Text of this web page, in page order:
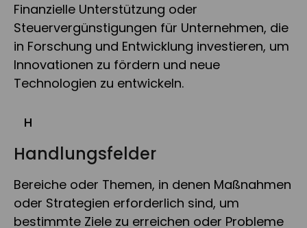
Finanzielle Unterstützung oder
Steuervergünstigungen für Unternehmen, die
in Forschung und Entwicklung investieren, um
Innovationen zu fördern und neue
Technologien zu entwickeln.
H
Handlungsfelder
Bereiche oder Themen, in denen Maßnahmen
oder Strategien erforderlich sind, um
bestimmte Ziele zu erreichen oder Probleme